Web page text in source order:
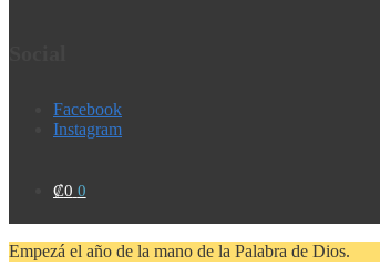
Facebook
Instagram
₡0 0
Empezá el año de la mano de la Palabra de Dios.